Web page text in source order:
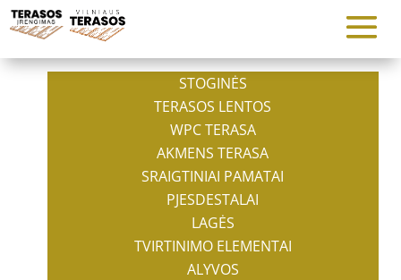
STOGINĖS
TERASOS LENTOS
WPC TERASA
AKMENS TERASA
SRAIGTINIAI PAMATAI
PJESDESTALAI
LAGĖS
TVIRTINIMO ELEMENTAI
ALYVOS